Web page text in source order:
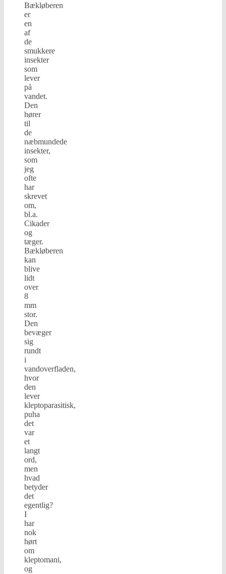
Bækløberen
er
en
af
de
smukkere
insekter
som
lever
på
vandet.
Den
hører
til
de
næbmundede
insekter,
som
jeg
ofte
har
skrevet
om,
bl.a.
Cikader
og
tæger.
Bækløberen
kan
blive
lidt
over
8
mm
stor.
Den
bevæger
sig
rundt
i
vandoverfladen,
hvor
den
lever
kleptoparasitisk,
puha
det
var
et
langt
ord,
men
hvad
betyder
det
egentlig?
I
har
nok
hørt
om
kleptomani,
og